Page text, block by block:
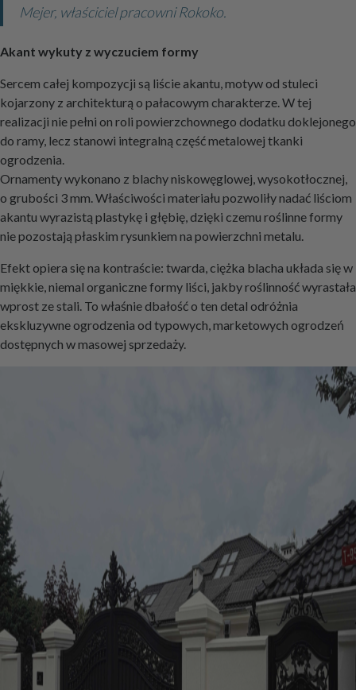
Mejer, właściciel pracowni Rokoko.
Akant wykuty z wyczuciem formy
Sercem całej kompozycji są liście akantu, motyw od stuleci
kojarzony z architekturą o pałacowym charakterze. W tej
realizacji nie pełni on roli powierzchownego dodatku doklejonego
do ramy, lecz stanowi integralną część metalowej tkanki
ogrodzenia.
Ornamenty wykonano z blachy niskowęglowej, wysokotłocznej,
o grubości 3 mm. Właściwości materiału pozwoliły nadać liściom
akantu wyrazistą plastykę i głębię, dzięki czemu roślinne formy
nie pozostają płaskim rysunkiem na powierzchni metalu.
Efekt opiera się na kontraście: twarda, ciężka blacha układa się w
miękkie, niemal organiczne formy liści, jakby roślinność wyrastała
wprost ze stali. To właśnie dbałość o ten detal odróżnia
ekskluzywne ogrodzenia od typowych, marketowych ogrodzeń
dostępnych w masowej sprzedaży.